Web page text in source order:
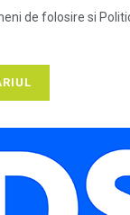
de folosire si